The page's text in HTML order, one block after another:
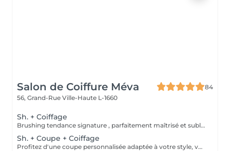
Salon de Coiffure Méva
84
56, Grand-Rue Ville-Haute L-1660
Sh. + Coiffage
Brushing tendance signature , parfaitement maîtrisé et sublimé selon votre coupe , la nature de votre chevelure ou l'événement que vous préparez . Le tout débute par un rituel shampooing relaxant , suivi d'un soin capillaire adapté, puis d'un coiffage signature réalisé avec des produits professionnels soigneusement sélectionnés pour révéler votre style.
Sh. + Coupe + Coiffage
Profitez d'une coupe personnalisée adaptée à votre style, votre visage et la nature de vos cheveux. Après un conseil sur-mesure, nous réalisons une coupe précise et moderne, facile à entretenir. Consultation experte Shampooing adapté à vos cheveux et votre cuir chevelu Massage Coupe Soins coiffants Coiffage